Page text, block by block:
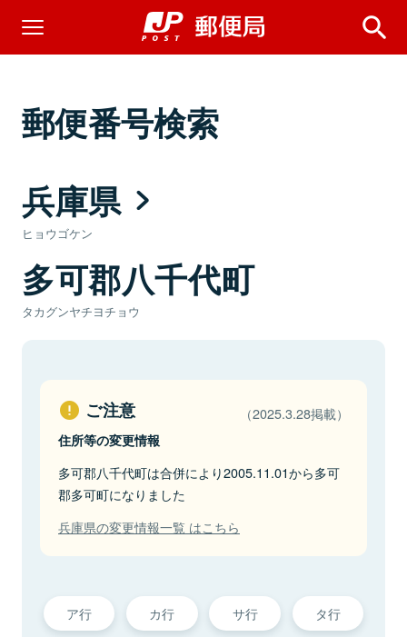
郵便番号検索
兵庫県
ヒョウゴケン
多可郡八千代町
タカグンヤチヨチョウ
ご注意 （2025.3.28掲載）
住所等の変更情報
多可郡八千代町は合併により2005.11.01から多可
郡多可町になりました
兵庫県の変更情報一覧 はこちら
ア行 カ行 サ行 タ行